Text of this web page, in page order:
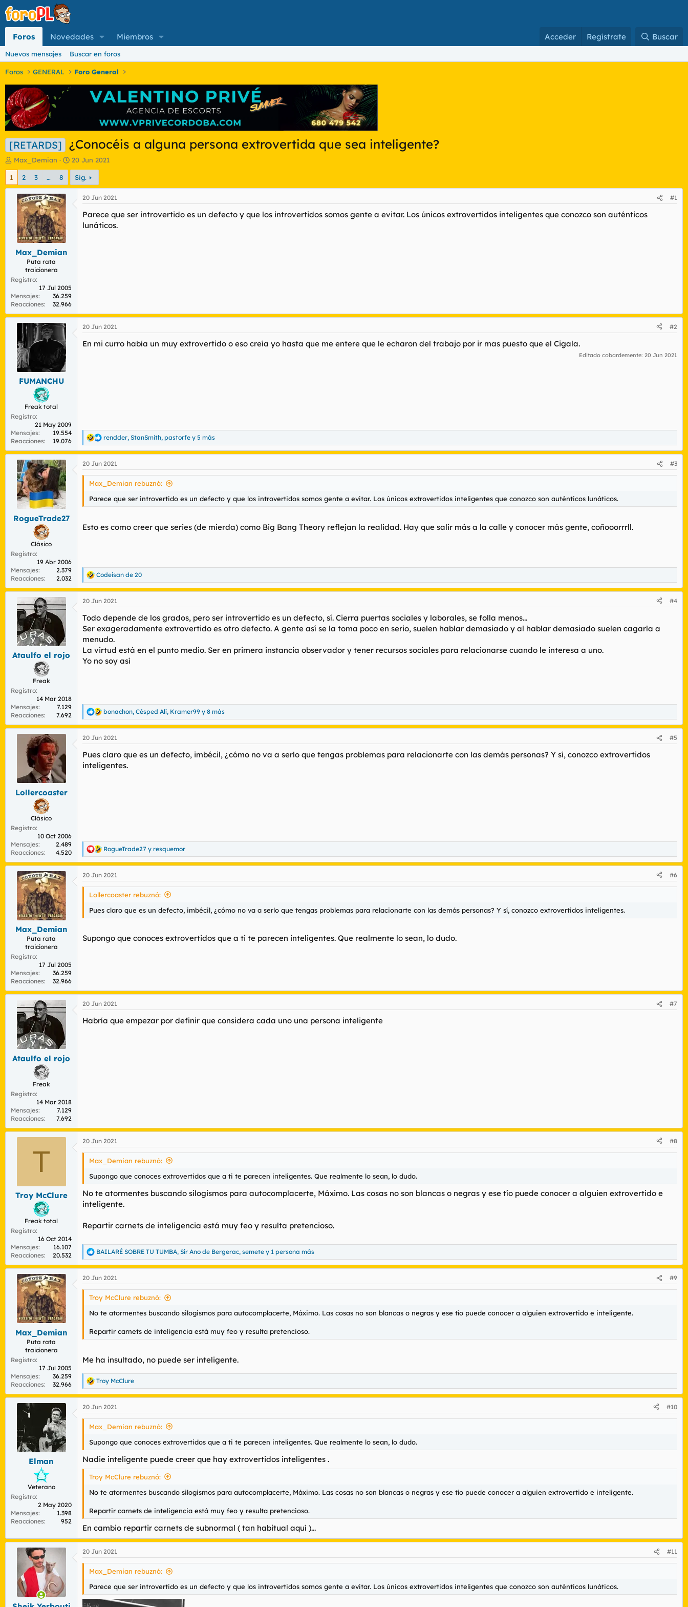
Foros Novedades Miembros Acceder Regístrate Buscar
Nuevos mensajes Buscar en foros
Foros GENERAL Foro General
[RETARDS] ¿Conocéis a alguna persona extrovertida que sea inteligente?
I
n
c
a
d
o
d
e
e
a
Max_Demian
F
e
h
d
20 Jun 2021
1 2 3 … 8 Sig.
Max_Demian
Puta rata
traicionera
Registro
17 Jul 2005
Mensajes
36.259
Reacciones
32.966
20 Jun 2021 #1
Parece que ser introvertido es un defecto y que los introvertidos somos gente a evitar. Los únicos extrovertidos inteligentes que conozco son auténticos
lunáticos.
FUMANCHU
Freak total
Registro
21 May 2009
Mensajes
19.554
Reacciones
19.076
20 Jun 2021 #2
En mi curro había un muy extrovertido o eso creía yo hasta que me entere que le echaron del trabajo por ir mas puesto que el Cigala.
Editado cobardemente: 20 Jun 2021
R
e
a
c
c
e
:
rendder, StanSmith, pastorfe y 5 más
RogueTrade27
Clásico
Registro
19 Abr 2006
Mensajes
2.379
Reacciones
2.032
20 Jun 2021 #3
Max_Demian rebuznó:
Parece que ser introvertido es un defecto y que los introvertidos somos gente a evitar. Los únicos extrovertidos inteligentes que conozco son auténticos lunáticos.
Esto es como creer que series (de mierda) como Big Bang Theory reflejan la realidad. Hay que salir más a la calle y conocer más gente, coñooorrrll.
R
e
a
c
i
o
e
s
:
Codeisan de 20
Ataulfo el rojo
Freak
Registro
14 Mar 2018
Mensajes
7.129
Reacciones
7.692
20 Jun 2021 #4
Todo depende de los grados, pero ser introvertido es un defecto, sí. Cierra puertas sociales y laborales, se folla menos...
Ser exageradamente extrovertido es otro defecto. A gente así se la toma poco en serio, suelen hablar demasiado y al hablar demasiado suelen cagarla a
menudo.
La virtud está en el punto medio. Ser en primera instancia observador y tener recursos sociales para relacionarse cuando le interesa a uno.
Yo no soy así
R
e
a
c
i
o
bonachon, Césped Alí, Kramer99 y 8 más
Lollercoaster
Clásico
Registro
10 Oct 2006
Mensajes
2.489
Reacciones
4.520
20 Jun 2021 #5
Pues claro que es un defecto, imbécil, ¿cómo no va a serlo que tengas problemas para relacionarte con las demás personas? Y sí, conozco extrovertidos
inteligentes.
R
e
a
c
c
e
:
RogueTrade27 y resquemor
Max_Demian
Puta rata
traicionera
Registro
17 Jul 2005
Mensajes
36.259
Reacciones
32.966
20 Jun 2021 #6
Lollercoaster rebuznó:
Pues claro que es un defecto, imbécil, ¿cómo no va a serlo que tengas problemas para relacionarte con las demás personas? Y sí, conozco extrovertidos inteligentes.
Supongo que conoces extrovertidos que a ti te parecen inteligentes. Que realmente lo sean, lo dudo.
Ataulfo el rojo
Freak
Registro
14 Mar 2018
Mensajes
7.129
Reacciones
7.692
20 Jun 2021 #7
Habría que empezar por definir que considera cada uno una persona inteligente
T
Troy McClure
Freak total
Registro
16 Oct 2014
Mensajes
16.107
Reacciones
20.532
20 Jun 2021 #8
Max_Demian rebuznó:
Supongo que conoces extrovertidos que a ti te parecen inteligentes. Que realmente lo sean, lo dudo.
No te atormentes buscando silogismos para autocomplacerte, Máximo. Las cosas no son blancas o negras y ese tío puede conocer a alguien extrovertido e
inteligente.
Repartir carnets de inteligencia está muy feo y resulta pretencioso.
R
e
a
c
c
BAILARÉ SOBRE TU TUMBA, Sir Ano de Bergerac, semete y 1 persona más
Max_Demian
Puta rata
traicionera
Registro
17 Jul 2005
Mensajes
36.259
Reacciones
32.966
20 Jun 2021 #9
Troy McClure rebuznó:
No te atormentes buscando silogismos para autocomplacerte, Máximo. Las cosas no son blancas o negras y ese tío puede conocer a alguien extrovertido e inteligente.
Repartir carnets de inteligencia está muy feo y resulta pretencioso.
Me ha insultado, no puede ser inteligente.
R
e
a
c
c
e
s
Troy McClure
Elman
Veterano
Registro
2 May 2020
Mensajes
1.398
Reacciones
952
20 Jun 2021 #10
Max_Demian rebuznó:
Supongo que conoces extrovertidos que a ti te parecen inteligentes. Que realmente lo sean, lo dudo.
Nadie inteligente puede creer que hay extrovertidos inteligentes .
Troy McClure rebuznó:
No te atormentes buscando silogismos para autocomplacerte, Máximo. Las cosas no son blancas o negras y ese tío puede conocer a alguien extrovertido e inteligente.
Repartir carnets de inteligencia está muy feo y resulta pretencioso.
En cambio repartir carnets de subnormal ( tan habitual aquí )...
20 Jun 2021 #11
Max_Demian rebuznó:
Parece que ser introvertido es un defecto y que los introvertidos somos gente a evitar. Los únicos extrovertidos inteligentes que conozco son auténticos lunáticos.